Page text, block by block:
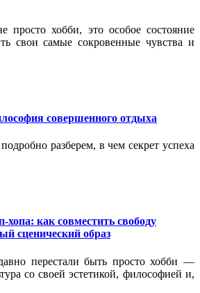
хобби, это особое состояние
свои самые сокровенные чувства и
совершенного отдыха
разберем, в чем секрет успеха
как совместить свободу
сценический образ
перестали быть просто хобби —
со своей эстетикой, философией и,